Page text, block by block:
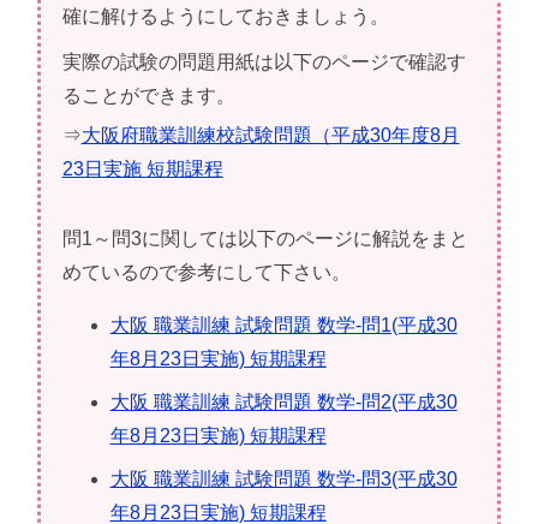
確に解けるようにしておきましょう。
実際の試験の問題用紙は以下のページで確認す
ることができます。
⇒大阪府職業訓練校試験問題（平成30年度8月
23日実施 短期課程
問1～問3に関しては以下のページに解説をまと
めているので参考にして下さい。
大阪 職業訓練 試験問題 数学-問1(平成30
年8月23日実施) 短期課程
大阪 職業訓練 試験問題 数学-問2(平成30
年8月23日実施) 短期課程
大阪 職業訓練 試験問題 数学-問3(平成30
年8月23日実施) 短期課程